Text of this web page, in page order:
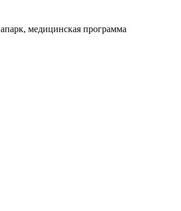
медицинская программа